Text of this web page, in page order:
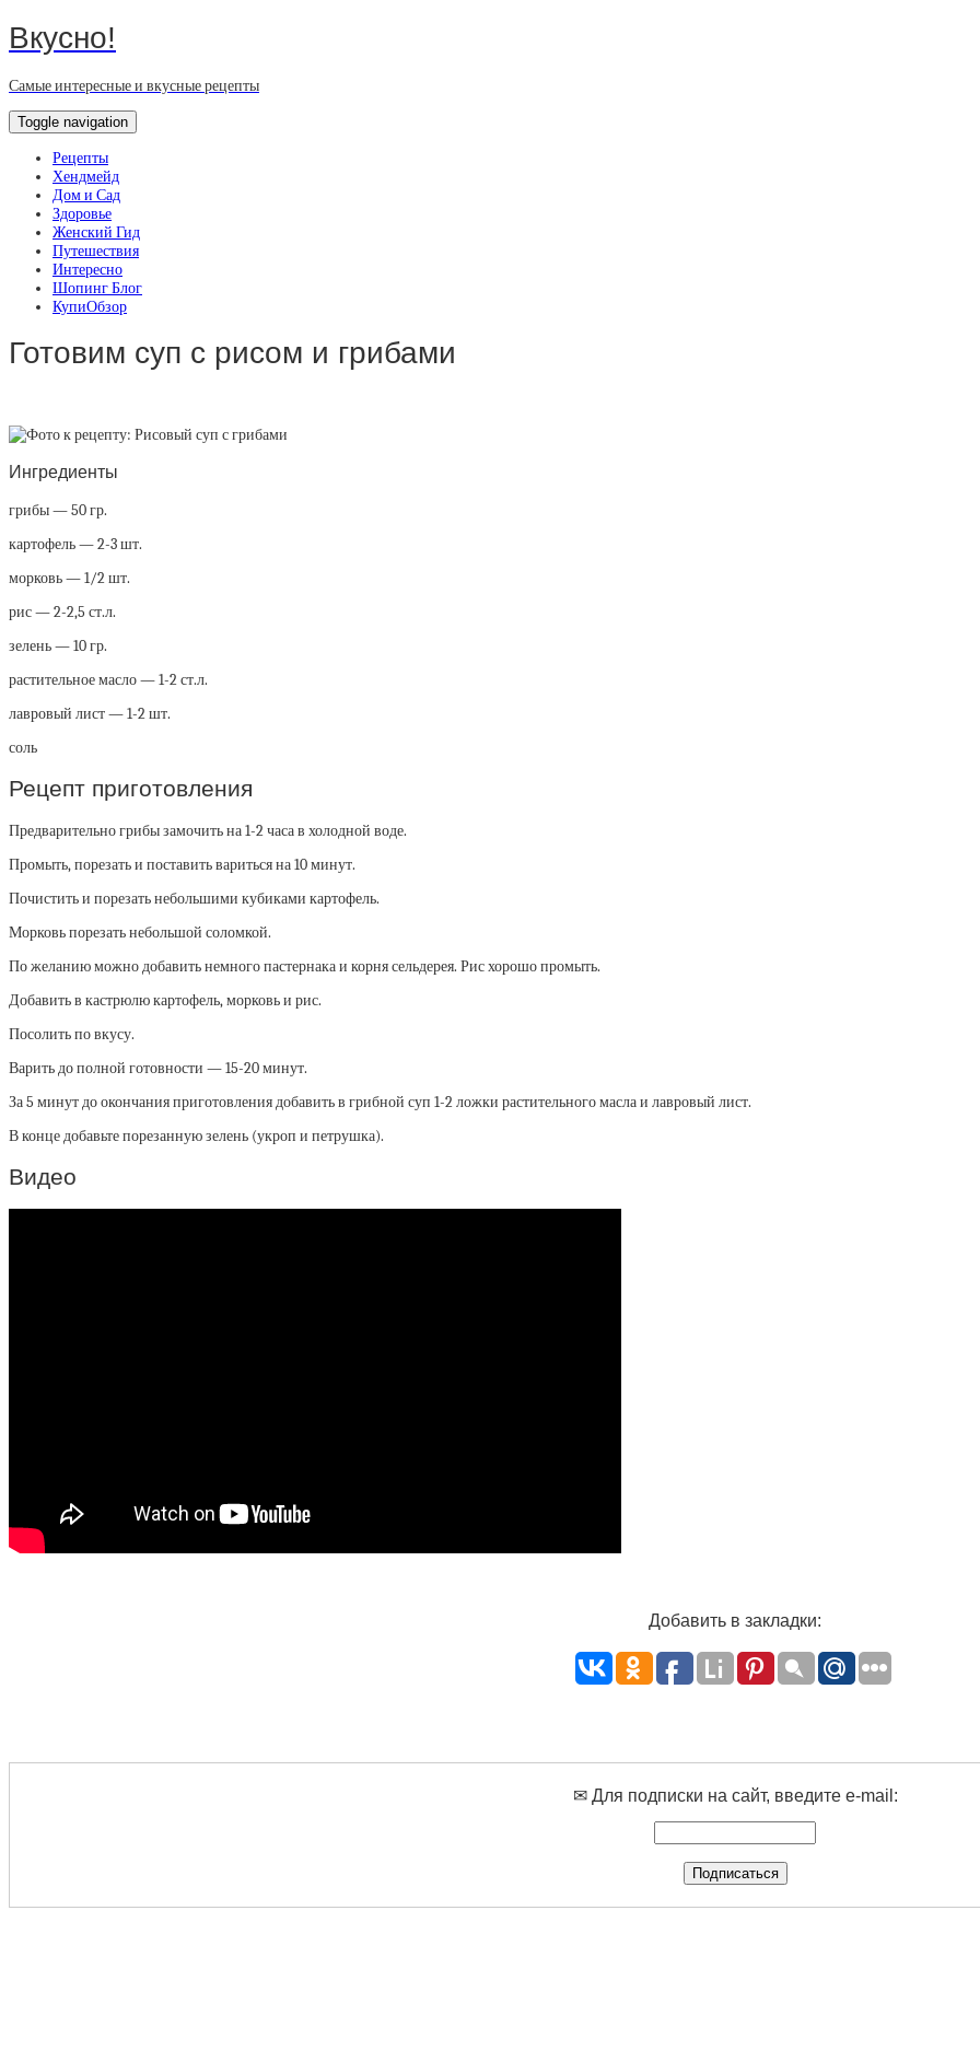
Вкусно!
Самые интересные и вкусные рецепты
Toggle navigation
Рецепты
Хендмейд
Дом и Сад
Здоровье
Женский Гид
Путешествия
Интересно
Шопинг Блог
КупиОбзор
Готовим суп с рисом и грибами
Ингредиенты
грибы — 50 гр.
картофель — 2-3 шт.
морковь — 1/2 шт.
рис — 2-2,5 ст.л.
зелень — 10 гр.
растительное масло — 1-2 ст.л.
лавровый лист — 1-2 шт.
соль
Рецепт приготовления
Предварительно грибы замочить на 1-2 часа в холодной воде.
Промыть, порезать и поставить вариться на 10 минут.
Почистить и порезать небольшими кубиками картофель.
Морковь порезать небольшой соломкой.
По желанию можно добавить немного пастернака и корня сельдерея. Рис хорошо промыть.
Добавить в кастрюлю картофель, морковь и рис.
Посолить по вкусу.
Варить до полной готовности — 15-20 минут.
За 5 минут до окончания приготовления добавить в грибной суп 1-2 ложки растительного масла и лавровый лист.
В конце добавьте порезанную зелень (укроп и петрушка).
Видео
Добавить в закладки:
✉ Для подписки на сайт, введите e-mail: